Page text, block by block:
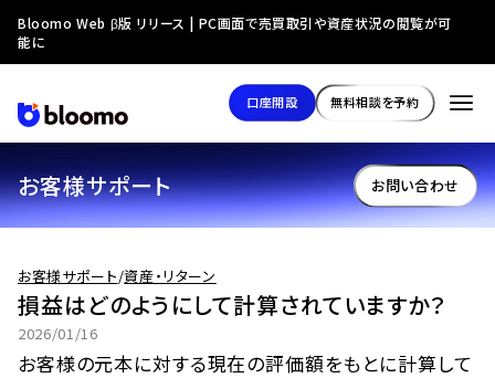
お客様サポート お問い合わせ
お客様サポート/資産・リターン
損益はどのようにして計算されていますか？
2026/01/16
お客様の元本に対する現在の評価額をもとに計算して
Bloomo Web β版 リリース | PC画面で売買取引や資産状況の閲覧が可
能に
口座開設 無料相談を予約